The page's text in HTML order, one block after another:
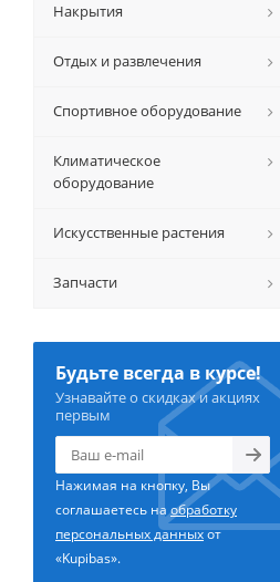
Накрытия
Отдых и развлечения
Спортивное оборудование
Климатическое
оборудование
Искусственные растения
Запчасти
Будьте всегда в курсе!
Узнавайте о скидках и акциях
первым
Нажимая на кнопку, Вы
соглашаетесь наобработку
персональных данныхот
«Kupibas».